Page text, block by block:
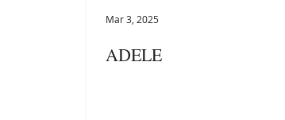
ADELE
Mar 3, 2025